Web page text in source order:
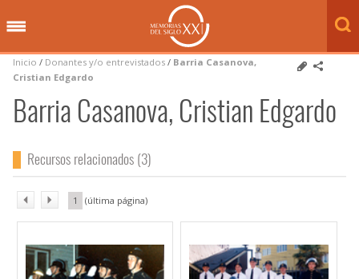
Inicio / Donantes y/o entrevistados / Barria Casanova,
Cristian Edgardo
Barria Casanova, Cristian Edgardo
Recursos relacionados (3)
1